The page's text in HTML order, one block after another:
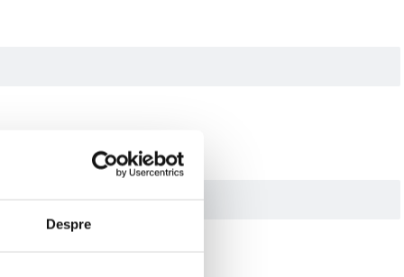
Despre
rezistenta si are un inel din aliaj de aluminiu. Straturile antireflex